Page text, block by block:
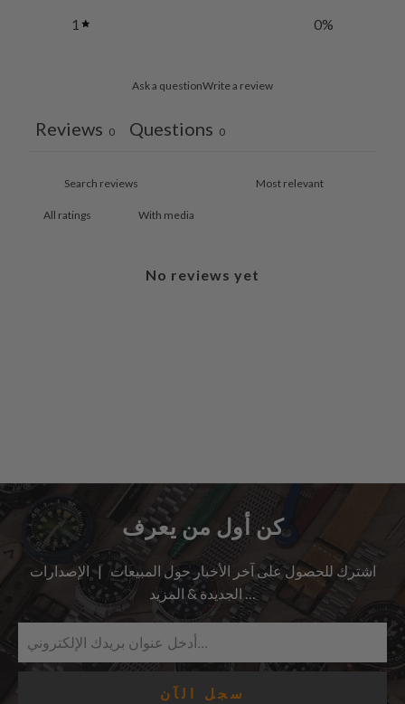
1
0%
Ask a questionWrite a review
Reviews 0 Questions 0
With media
No reviews yet
كن أول من يعرف
اشترك للحصول على آخر الأخبار حول المبيعات | الإصدارات
الجديدة & المزيد …